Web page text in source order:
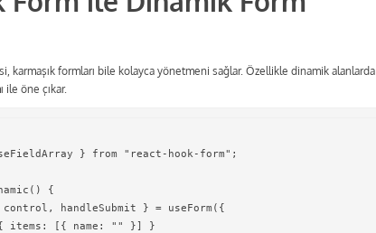
karmaşık formları bile kolayca yönetmeni sağlar. Özellikle dinamik alanlarda
ile öne çıkar.
} from "react-hook-form";
{
handleSubmit } = useForm({
items: [{ name: "" }] }